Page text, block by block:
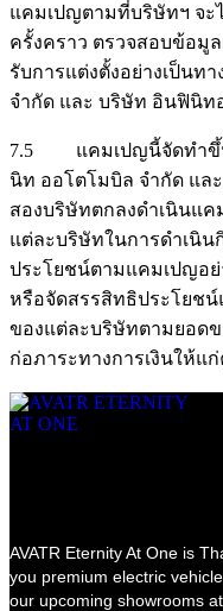
แคมเปญตามที่บริษัทฯ จะ
ครั้งคราว ตรวจสอบข้อมูล
รับการแต่งตั้งอย่างเป็นท
จำกัด และ บริษัท อินฟินิท
7.5 แคมเปญนี้จัดทำขึ้น
นิท ออโตโมบิล จำกัด แล
สองบริษัทตกลงดำเนินแ
แต่ละบริษัทในการดำเนิน
ประโยชน์ตามแคมเปญอย่
หรือจัดสรรสิทธิประโยช
ของแต่ละบริษัทตามยอดข
ก่อภาระทางการเงินให้
AVATR Eternity At One is
you premium electric
our upcoming showrooms